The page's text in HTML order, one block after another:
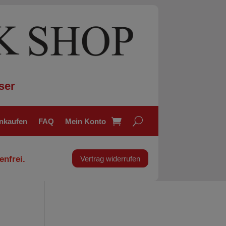
FAQ Mein Konto
Vertrag widerrufen